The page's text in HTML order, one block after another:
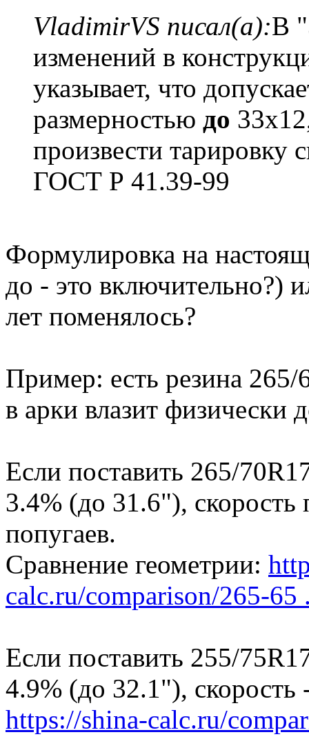
VladimirVS писал(а):В
изменений в
указывает, что
размерностью до
произвести тарировку
ГОСТ Р 41.39-99
Формулировка на
до - это включительно?)
лет поменялось?
Пример: есть резина 265/
в арки влазит физически
Если поставить 265/
3.4% (до 31.6"),
попугаев.
Сравнение геометрии:
calc.ru/comparison/265-
Если поставить 255/
4.9% (до 32.1"), скорость
https://shina-calc.ru/